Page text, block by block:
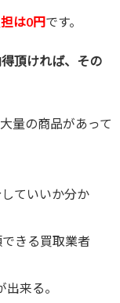
は0円です。
頂ければ、その
量の商品があって
ていいか分か
きる買取業者
来る。